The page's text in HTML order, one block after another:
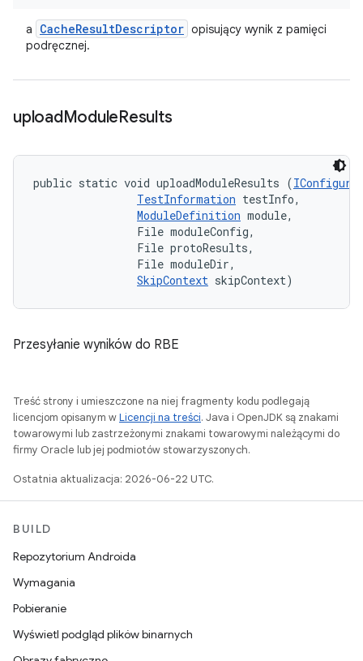
a CacheResultDescriptor opisujący wynik z pamięci
podręcznej.
uploadModuleResults
public static void uploadModuleResults (
TestInformation testInfo,
ModuleDefinition module,
                File moduleConfig,
                File protoResults,
                File moduleDir,
SkipContext skipContext)
Przesyłanie wyników do RBE
Treść strony i umieszczone na niej fragmenty kodu podlegają
licencjom opisanym wLicencji na treści. Java i OpenJDK są znakami
towarowymi lub zastrzeżonymi znakami towarowymi należącymi do
firmy Oracle lub jej podmiotów stowarzyszonych.
Ostatnia aktualizacja: 2026-06-22 UTC.
BUILD
Repozytorium Androida
Wymagania
Pobieranie
Wyświetl podgląd plików binarnych